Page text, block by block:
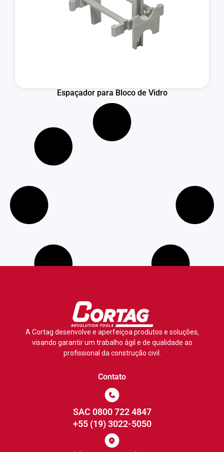
Espaçador para Bloco de Vidro
A Cortag desenvolve e aperfeiçoa produtos e soluções,
visando garantir um trabalho ágil e de qualidade ao
profissional da construção civil.
Contato
SAC 0800 722 4847
+55 (19) 3022-5050